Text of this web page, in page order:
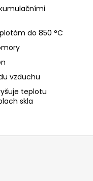
do 850 °C
vzduchu
teplotu
skla